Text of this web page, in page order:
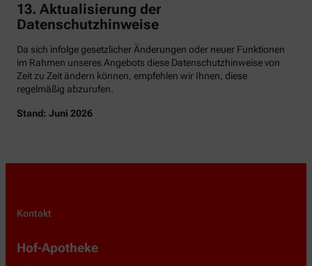
13. Aktualisierung der
Datenschutzhinweise
Da sich infolge gesetzlicher Änderungen oder neuer Funktionen
im Rahmen unseres Angebots diese Datenschutzhinweise von
Zeit zu Zeit ändern können, empfehlen wir Ihnen, diese
regelmäßig abzurufen.
Stand: Juni 2026
Kontakt
Hof-Apotheke